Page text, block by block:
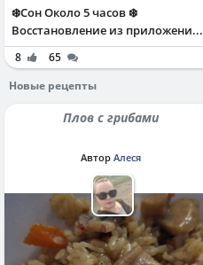
❄️Сон Около 5 часов ❄️
Восстановление из приложени...
8
65
Новые рецепты
Плов с грибами
Автор Алеся